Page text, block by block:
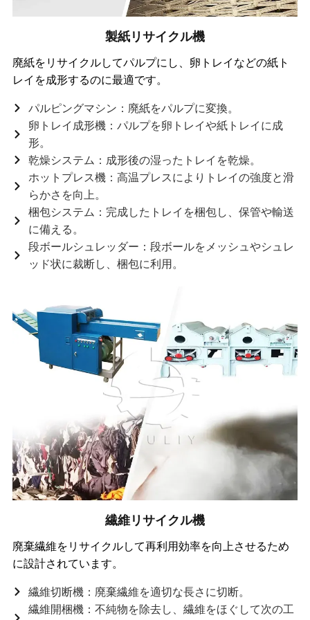
製紙リサイクル機
廃紙をリサイクルしてパルプにし、卵トレイなどの紙ト
レイを成形するのに最適です。
パルピングマシン：廃紙をパルプに変換。
卵トレイ成形機：パルプを卵トレイや紙トレイに成
形。
乾燥システム：成形後の湿ったトレイを乾燥。
ホットプレス機：高温プレスによりトレイの強度と滑
らかさを向上。
梱包システム：完成したトレイを梱包し、保管や輸送
に備える。
段ボールシュレッダー：段ボールをメッシュやシュレ
ッド状に裁断し、梱包に利用。
繊維リサイクル機
廃棄繊維をリサイクルして再利用効率を向上させるため
に設計されています。
繊維切断機：廃棄繊維を適切な長さに切断。
繊維開梱機：不純物を除去し、繊維をほぐして次の工